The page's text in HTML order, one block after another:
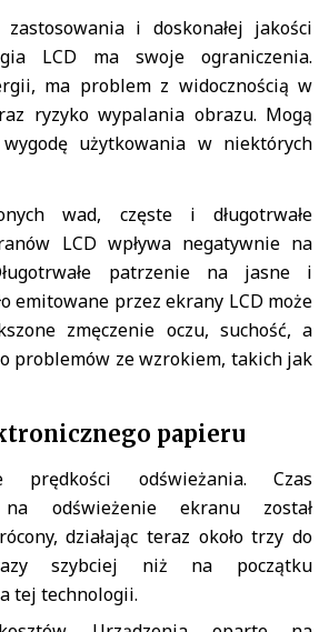
i doskonałej jakości
LCD ma swoje ograniczenia.
ma problem z widocznością w
ryzyko wypalania obrazu. Mogą
użytkowania w niektórych
wad, częste i długotrwałe
LCD wpływa negatywnie na
patrzenie na jasne i
emitowane przez ekrany LCD może
zmęczenie oczu, suchość, a
problemów ze wzrokiem, takich jak
papieru
prędkości odświeżania. Czas
odświeżenie ekranu został
działając teraz około trzy do
szybciej niż na początku
tej technologii.